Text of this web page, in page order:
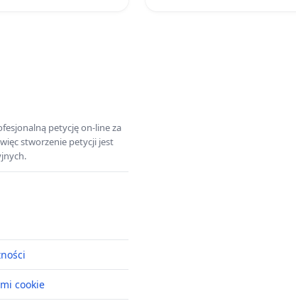
petycję on-line za
stworzenie petycji jest
cookie